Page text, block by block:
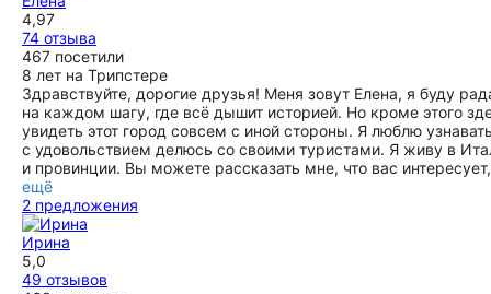
4,97
74 отзыва
467 посетили
8 лет на Трипстере
Здравствуйте, дорогие друзья! Меня зовут Елена, я буду
на каждом шагу, где всё дышит историей. Но кроме этого
увидеть этот город совсем с иной стороны. Я люблю
с удовольствием делюсь со своими туристами. Я живу в
и провинции. Вы можете рассказать мне, что вас
ещё
2 предложения
Ирина
5,0
49 отзывов